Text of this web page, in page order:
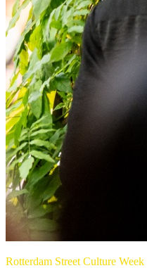
Rotterdam Street Culture Week